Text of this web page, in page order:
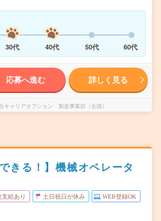
30代 40代 50代 60代
応募へ進む 詳しく見る
キャリアオプション 製造事業部（全国）
きる！】機械オペレータ
給あり 土日祝日が休み WEB登録OK